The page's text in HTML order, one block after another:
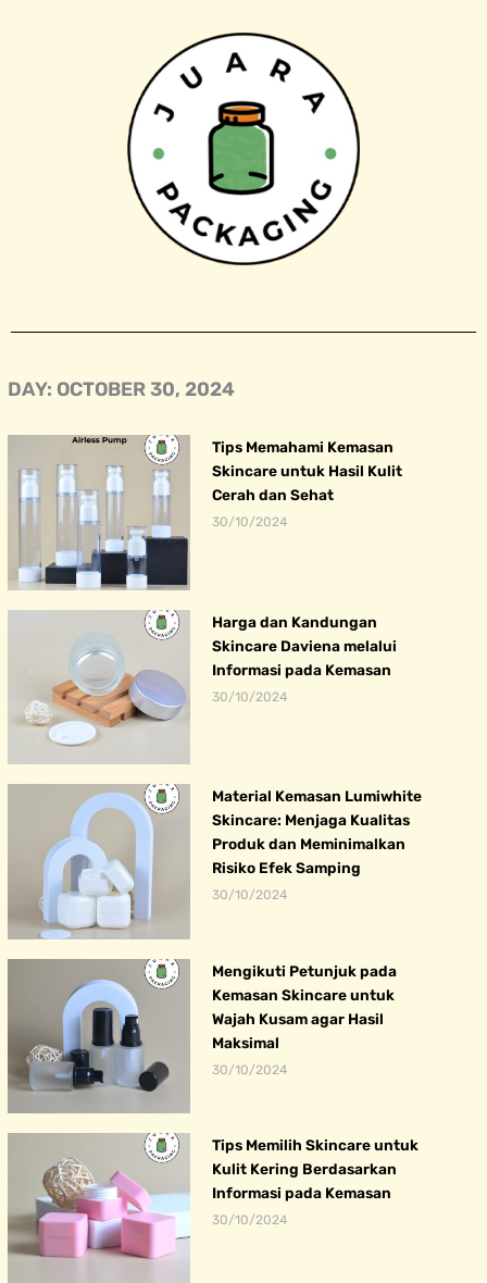
DAY: OCTOBER 30, 2024
Tips Memahami Kemasan
Skincare untuk Hasil Kulit
Cerah dan Sehat
30/10/2024
Harga dan Kandungan
Skincare Daviena melalui
Informasi pada Kemasan
30/10/2024
Material Kemasan Lumiwhite
Skincare: Menjaga Kualitas
Produk dan Meminimalkan
Risiko Efek Samping
30/10/2024
Mengikuti Petunjuk pada
Kemasan Skincare untuk
Wajah Kusam agar Hasil
Maksimal
30/10/2024
Tips Memilih Skincare untuk
Kulit Kering Berdasarkan
Informasi pada Kemasan
30/10/2024